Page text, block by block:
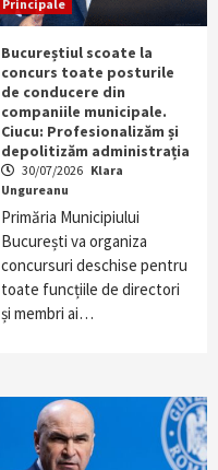
Principale
Bucureștiul scoate la
concurs toate posturile
de conducere din
companiile municipale.
Ciucu: Profesionalizăm și
depolitizăm administrația
30/07/2026 Klara
Ungureanu
Primăria Municipiului
București va organiza
concursuri deschise pentru
toate funcțiile de directori
și membri ai…